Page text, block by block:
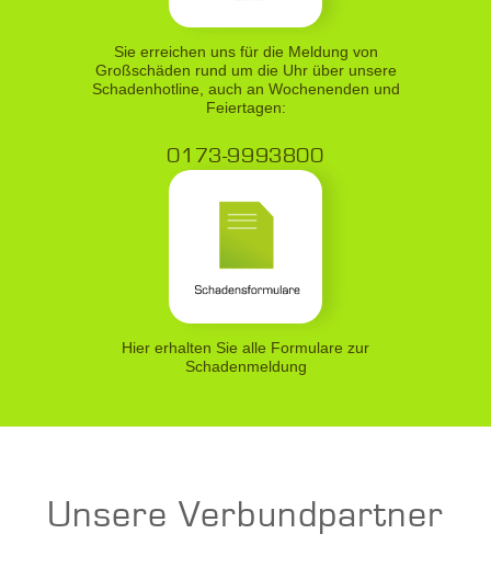
Zubehör durch Einbruchdiebstahl sowie durch
und Zubehör (z. B. Briefkastenanlage,
Außenbeleuchtung, Kupferregenfallrohre, usw.).
komplettieren den Versicherungsschutz
Diese sind z.B. Aufräumungskosten,
Überspannungsschäden durch Blitz,
Ableitungsrohre auf und außerhalb des
Versicherungsgrundstücks, Rohrbruch an
Regenfallrohren, Abhandenkommen von Schlüsseln
der zentralen Schließanlage, Schäden durch
Sie erreichen uns für die Meldung von
Großschäden rund um die Uhr über unsere
Schadenhotline, auch an Wochenenden und
Feiertagen:
0173-9993800
Hier erhalten Sie alle Formulare zur
Schadenmeldung
Unsere Verbundpartner